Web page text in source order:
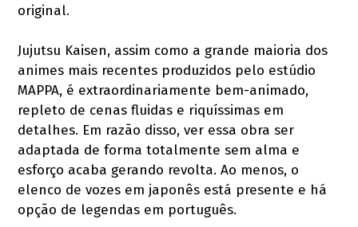
original.
Jujutsu Kaisen, assim como a grande maioria dos
animes mais recentes produzidos pelo estúdio
MAPPA, é extraordinariamente bem-animado,
repleto de cenas fluidas e riquíssimas em
detalhes. Em razão disso, ver essa obra ser
adaptada de forma totalmente sem alma e
esforço acaba gerando revolta. Ao menos, o
elenco de vozes em japonês está presente e há
opção de legendas em português.